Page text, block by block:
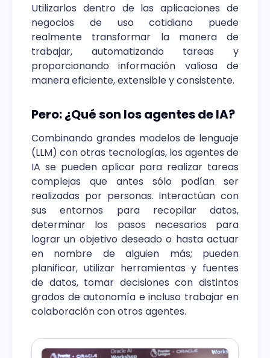
Utilizarlos dentro de las aplicaciones de
negocios de uso cotidiano puede
realmente transformar la manera de
trabajar, automatizando tareas y
proporcionando información valiosa de
manera eficiente, extensible y consistente.
Pero: ¿Qué son los agentes de IA?
Combinando grandes modelos de lenguaje
(LLM) con otras tecnologías, los agentes de
IA se pueden aplicar para realizar tareas
complejas que antes sólo podían ser
realizadas por personas. Interactúan con
sus entornos para recopilar datos,
determinar los pasos necesarios para
lograr un objetivo deseado o hasta actuar
en nombre de alguien más; pueden
planificar, utilizar herramientas y fuentes
de datos, tomar decisiones con distintos
grados de autonomía e incluso trabajar en
colaboración con otros agentes.